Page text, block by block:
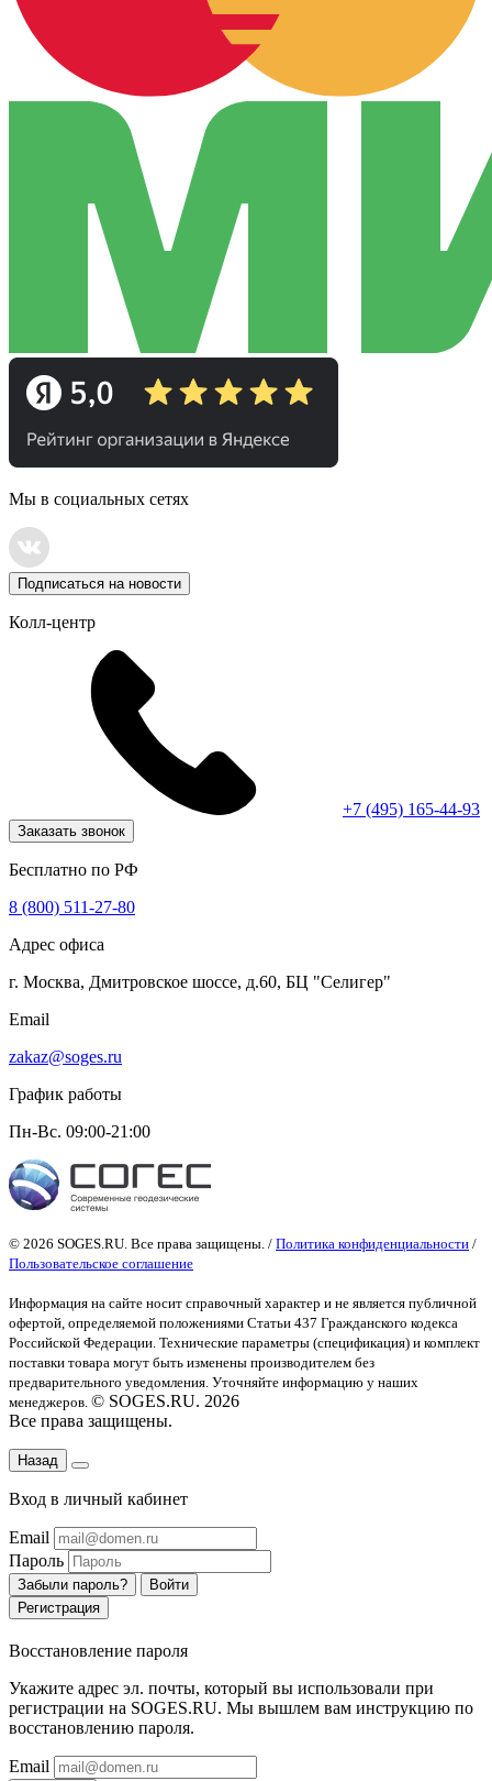
Мы в социальных сетях
Подписаться на новости
Колл-центр
+7 (495) 165-44-93
Заказать звонок
Бесплатно по РФ
8 (800) 511-27-80
Адрес офиса
г. Москва, Дмитровское шоссе, д.60, БЦ "Селигер"
Email
zakaz@soges.ru
График работы
Пн-Вс. 09:00-21:00
© 2026 SOGES.RU. Все права защищены. / Политика конфиденциальности /
Пользовательское соглашение
Информация на сайте носит справочный характер и не является публичной
офертой, определяемой положениями Статьи 437 Гражданского кодекса
Российской Федерации. Технические параметры (спецификация) и комплект
поставки товара могут быть изменены производителем без
предварительного уведомления. Уточняйте информацию у наших
менеджеров. © SOGES.RU. 2026
Все права защищены.
Назад
Вход в личный кабинет
Email
Пароль
Забыли пароль?
Войти
Регистрация
Восстановление пароля
Укажите адрес эл. почты, который вы использовали при
регистрации на SOGES.RU. Мы вышлем вам инструкцию по
восстановлению пароля.
Email